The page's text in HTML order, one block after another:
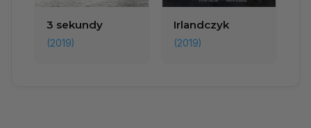
3 sekundy
(2019)
Irlandczyk
(2019)